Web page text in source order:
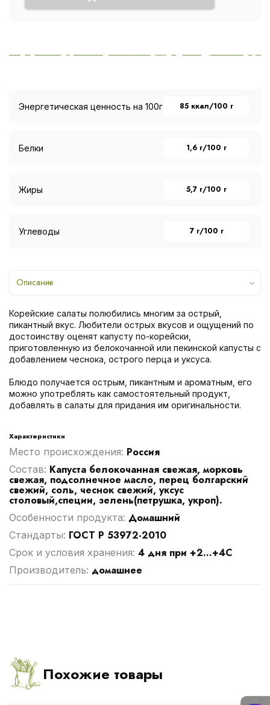
Энергетическая ценность на 100г 85 ккал/100 г
Белки 1,6 г/100 г
Жиры 5,7 г/100 г
Углеводы 7 г/100 г
Описание
Корейские салаты полюбились многим за острый,
пикантный вкус. Любители острых вкусов и ощущений по
достоинству оценят капусту по-корейски,
приготовленную из белокочанной или пекинской капусты с
добавлением чеснока, острого перца и уксуса.
Блюдо получается острым, пикантным и ароматным, его
можно употреблять как самостоятельный продукт,
добавлять в салаты для придания им оригинальности.
Характеристики
Место происхождения: Россия
Cостав: Капуста белокочанная свежая, морковь
свежая, подсолнечное масло, перец болгарский
свежий, соль, чеснок свежий, уксус
столовый,специи, зелень(петрушка, укроп).
Особенности продукта: Домашний
Стандарты: ГОСТ Р 53972-2010
Срок и условия хранения: 4 дня при +2...+4С
Производитель: домашнее
Похожие товары